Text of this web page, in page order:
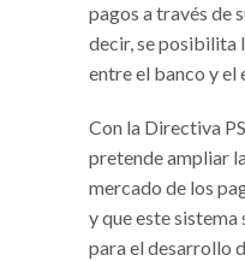
pagos a través de
decir, se posibilita
entre el banco y el
Con la Directiva
pretende ampliar
mercado de los
y que este sistema
para el desarrollo